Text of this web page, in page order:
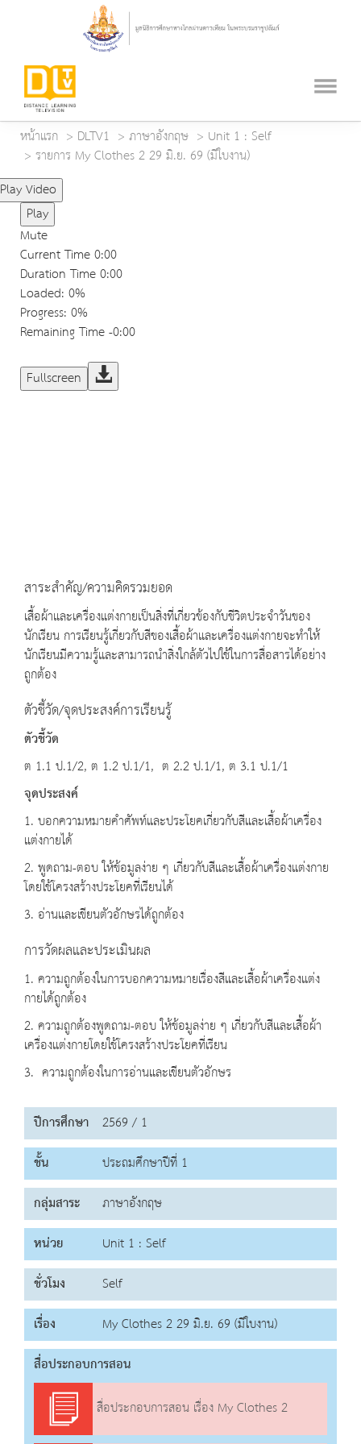
หน้าแรก DLTV1 ภาษาอังกฤษ
Unit 1 : Self
รายการ My Clothes 2 29 มิ.ย. 69 (มีใบงาน)
Play Video
Play
Mute
Current Time0:00
Duration Time0:00
Loaded: 0%
Progress: 0%
Remaining Time-0:00
Fullscreen
สาระสำคัญ/ความคิดรวมยอด
เสื้อผ้าและเครื่องแต่งกายเป็นสิ่งที่เกี่ยวข้องกับชีวิตประจำวันของ
นักเรียน การเรียนรู้เกี่ยวกับสีของเสื้อผ้าและเครื่องแต่งกายจะทำให้
นักเรียนมีความรู้และสามารถนำสิ่งใกล้ตัวไปใช้ในการสื่อสารได้อย่าง
ถูกต้อง
ตัวชี้วัด/จุดประสงค์การเรียนรู้
ตัวชี้วัด
ต 1.1 ป.1/2, ต 1.2 ป.1/1, ต 2.2 ป.1/1, ต 3.1 ป.1/1
จุดประสงค์
1. บอกความหมายคำศัพท์และประโยคเกี่ยวกับสีและเสื้อผ้าเครื่อง
แต่งกายได้
2. พูดถาม-ตอบ ให้ข้อมูลง่าย ๆ เกี่ยวกับสีและเสื้อผ้าเครื่องแต่งกาย
โดยใช้โครงสร้างประโยคที่เรียนได้
3. อ่านและเขียนตัวอักษรได้ถูกต้อง
การวัดผลและประเมินผล
1. ความถูกต้องในการบอกความหมายเรื่องสีและเสื้อผ้าเครื่องแต่ง
กายได้ถูกต้อง
2. ความถูกต้องพูดถาม-ตอบ ให้ข้อมูลง่าย ๆ เกี่ยวกับสีและเสื้อผ้า
เครื่องแต่งกายโดยใช้โครงสร้างประโยคที่เรียน
3. ความถูกต้องในการอ่านและเขียนตัวอักษร
ปีการศึกษา 2569 / 1
ชั้น
ประถมศึกษาปีที่ 1
กลุ่มสาระ
ภาษาอังกฤษ
หน่วย
Unit 1 : Self
ชั่วโมง
Self
เรื่อง
My Clothes 2 29 มิ.ย. 69 (มีใบงาน)
สื่อประกอบการสอน
สื่อประกอบการสอน เรื่อง My Clothes 2